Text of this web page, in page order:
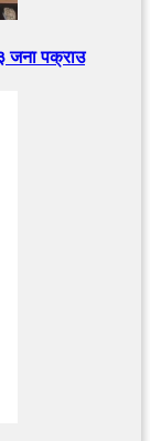
जना पक्राउ